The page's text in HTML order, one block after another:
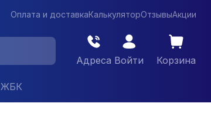
Оплата и доставкаКалькуляторОтзывыАкции
Адреса Войти Корзина
ЖБК